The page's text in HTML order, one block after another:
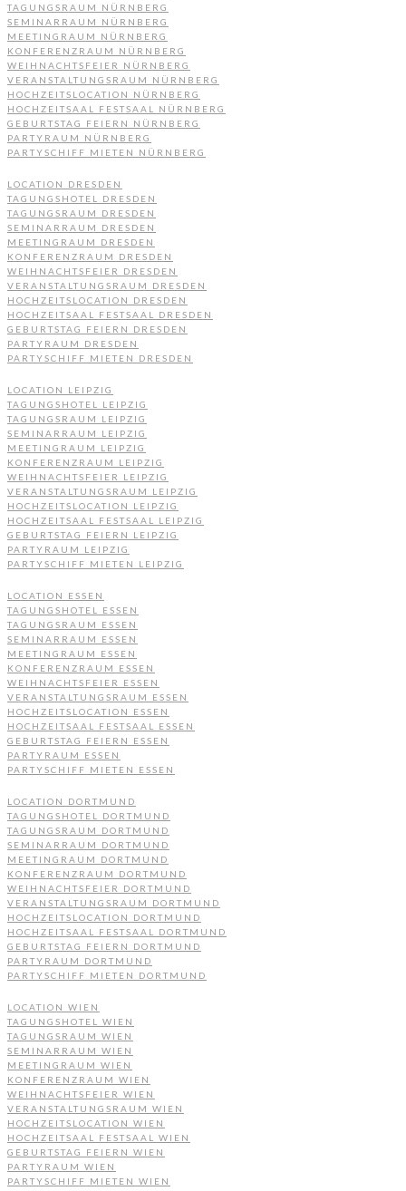
TAGUNGSRAUM NÜRNBERG
SEMINARRAUM NÜRNBERG
MEETINGRAUM NÜRNBERG
KONFERENZRAUM NÜRNBERG
WEIHNACHTSFEIER NÜRNBERG
VERANSTALTUNGSRAUM NÜRNBERG
HOCHZEITSLOCATION NÜRNBERG
HOCHZEITSAAL FESTSAAL NÜRNBERG
GEBURTSTAG FEIERN NÜRNBERG
PARTYRAUM NÜRNBERG
PARTYSCHIFF MIETEN NÜRNBERG
LOCATION DRESDEN
TAGUNGSHOTEL DRESDEN
TAGUNGSRAUM DRESDEN
SEMINARRAUM DRESDEN
MEETINGRAUM DRESDEN
KONFERENZRAUM DRESDEN
WEIHNACHTSFEIER DRESDEN
VERANSTALTUNGSRAUM DRESDEN
HOCHZEITSLOCATION DRESDEN
HOCHZEITSAAL FESTSAAL DRESDEN
GEBURTSTAG FEIERN DRESDEN
PARTYRAUM DRESDEN
PARTYSCHIFF MIETEN DRESDEN
LOCATION LEIPZIG
TAGUNGSHOTEL LEIPZIG
TAGUNGSRAUM LEIPZIG
SEMINARRAUM LEIPZIG
MEETINGRAUM LEIPZIG
KONFERENZRAUM LEIPZIG
WEIHNACHTSFEIER LEIPZIG
VERANSTALTUNGSRAUM LEIPZIG
HOCHZEITSLOCATION LEIPZIG
HOCHZEITSAAL FESTSAAL LEIPZIG
GEBURTSTAG FEIERN LEIPZIG
PARTYRAUM LEIPZIG
PARTYSCHIFF MIETEN LEIPZIG
LOCATION ESSEN
TAGUNGSHOTEL ESSEN
TAGUNGSRAUM ESSEN
SEMINARRAUM ESSEN
MEETINGRAUM ESSEN
KONFERENZRAUM ESSEN
WEIHNACHTSFEIER ESSEN
VERANSTALTUNGSRAUM ESSEN
HOCHZEITSLOCATION ESSEN
HOCHZEITSAAL FESTSAAL ESSEN
GEBURTSTAG FEIERN ESSEN
PARTYRAUM ESSEN
PARTYSCHIFF MIETEN ESSEN
LOCATION DORTMUND
TAGUNGSHOTEL DORTMUND
TAGUNGSRAUM DORTMUND
SEMINARRAUM DORTMUND
MEETINGRAUM DORTMUND
KONFERENZRAUM DORTMUND
WEIHNACHTSFEIER DORTMUND
VERANSTALTUNGSRAUM DORTMUND
HOCHZEITSLOCATION DORTMUND
HOCHZEITSAAL FESTSAAL DORTMUND
GEBURTSTAG FEIERN DORTMUND
PARTYRAUM DORTMUND
PARTYSCHIFF MIETEN DORTMUND
LOCATION WIEN
TAGUNGSHOTEL WIEN
TAGUNGSRAUM WIEN
SEMINARRAUM WIEN
MEETINGRAUM WIEN
KONFERENZRAUM WIEN
WEIHNACHTSFEIER WIEN
VERANSTALTUNGSRAUM WIEN
HOCHZEITSLOCATION WIEN
HOCHZEITSAAL FESTSAAL WIEN
GEBURTSTAG FEIERN WIEN
PARTYRAUM WIEN
PARTYSCHIFF MIETEN WIEN